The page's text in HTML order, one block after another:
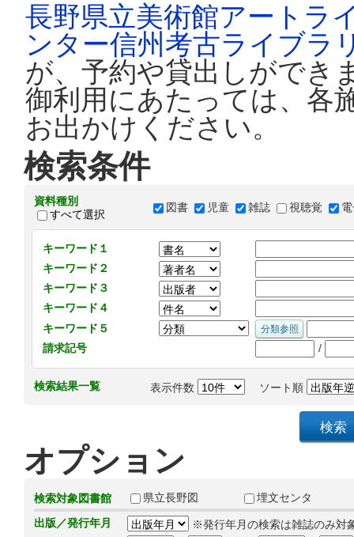
長野県立美術館アートラ
ンター信州考古ライブラ
が、予約や貸出しができ
御利用にあたっては、各
お出かけください。
検索条件
資料種別
すべて選択
図書 児童 雑誌 視聴覚
キーワード１
キーワード２
キーワード３
キーワード４
キーワード５
請求記号
/
検索結果一覧 表示件数 ソート順
オプション
検索対象図書館 県立長野図
埋文センタ
出版／発行年月
※発行年月の検索は雑誌のみ対